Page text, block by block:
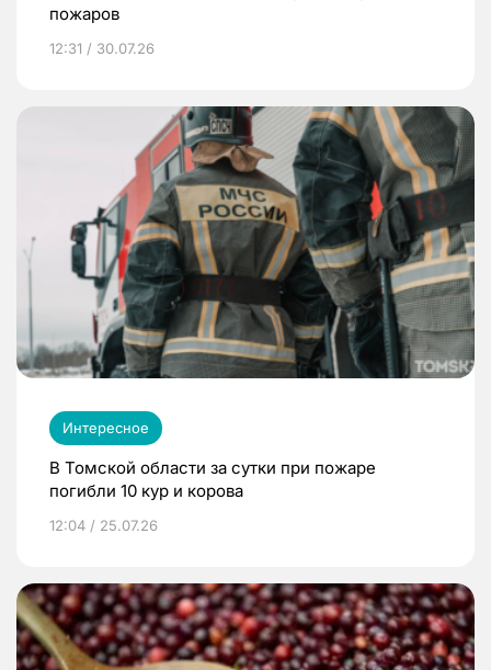
пожаров
12:31 / 30.07.26
Интересное
В Томской области за сутки при пожаре
погибли 10 кур и корова
12:04 / 25.07.26